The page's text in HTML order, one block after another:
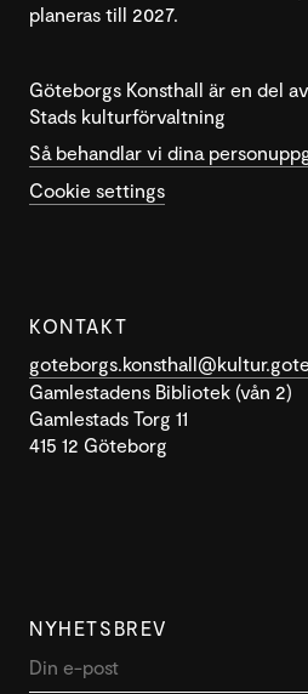
planeras till 2027.
Göteborgs Konsthall är en del
Stads kulturförvaltning
Så behandlar vi dina
Cookie settings
KONTAKT
Gamlestadens Bibliotek (vån 2)
Gamlestads Torg 11
415 12 Göteborg
NYHETSBREV